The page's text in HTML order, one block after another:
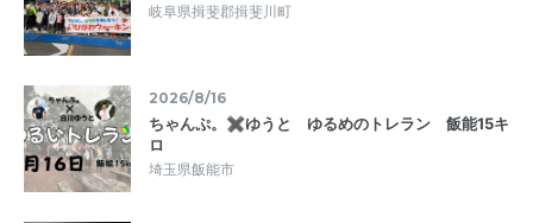
岐阜県揖斐郡揖斐川町
2026/8/16
ちゃんぷ。✖ゆうと ゆるめのトレラン 飯能15キ
ロ
埼玉県飯能市